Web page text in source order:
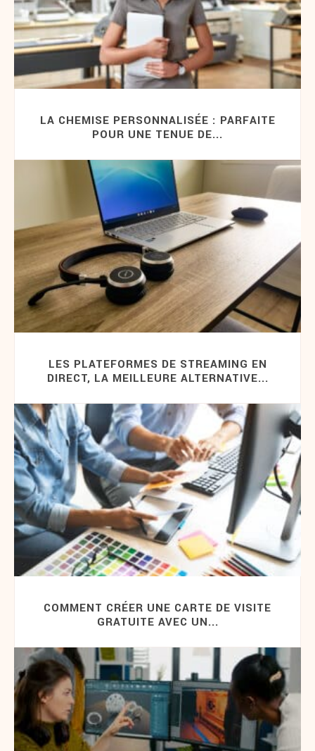
LA CHEMISE PERSONNALISÉE : PARFAITE
POUR UNE TENUE DE...
LES PLATEFORMES DE STREAMING EN
DIRECT, LA MEILLEURE ALTERNATIVE...
COMMENT CRÉER UNE CARTE DE VISITE
GRATUITE AVEC UN...